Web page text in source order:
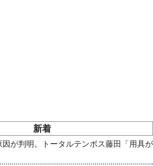
新着
が判明。トータルテンボス藤田「用具が